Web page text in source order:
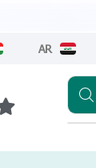
AR
تطبيقنا